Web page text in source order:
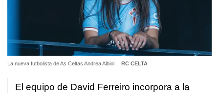
La nueva futbolista de As Celtas Andrea Albiol. RC CELTA
El equipo de David Ferreiro incorpora a la